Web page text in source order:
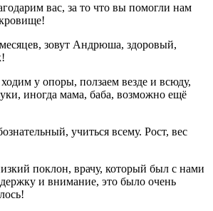
вас, за то что вы помогли нам
зовут Андрюша, здоровый,
у опоры, ползаем везде и всюду,
иногда мама, баба, возможно ещё
учиться всему. Рост, вес
поклон, врачу, который был с нами
и внимание, это было очень